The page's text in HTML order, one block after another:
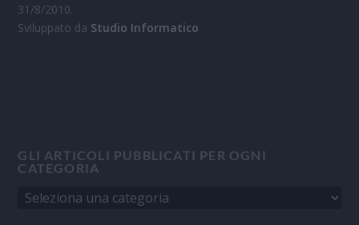
31/8/2010.
Sviluppato da Studio Informatico
GLI ARTICOLI PUBBLICATI PER OGNI
CATEGORIA